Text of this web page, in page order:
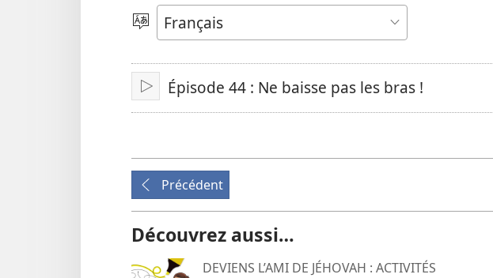
la
vidéo
Choisir
une
langue
LireÉpisode 44 : Ne baisse pas les bras !
Précédent
Découvrez aussi…
DEVIENS L’AMI DE JÉHOVAH : ACTIVITÉS